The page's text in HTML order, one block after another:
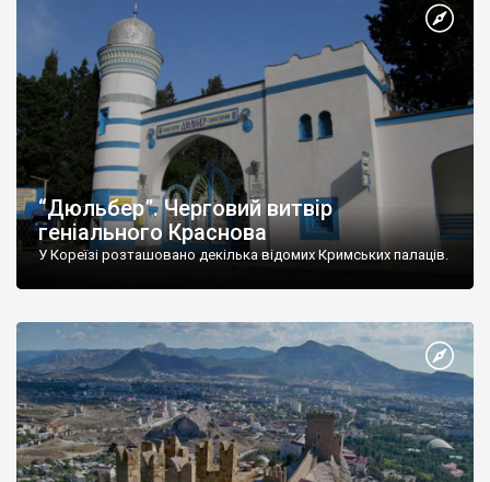
“Дюльбер”. Черговий витвір
геніального Краснова
У Кореїзі розташовано декілька відомих Кримських палаців.